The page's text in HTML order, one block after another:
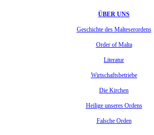
ÜBER UNS
Geschichte des Malteserordens
Order of Malta
Literatur
Wirtschaftsbetriebe
Die Kirchen
Heilige unseres Ordens
Falsche Orden